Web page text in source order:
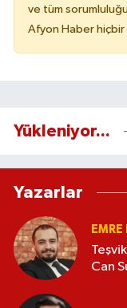
ve tüm
Afyon Haber
Yükleniyor...
Yazarlar
Can